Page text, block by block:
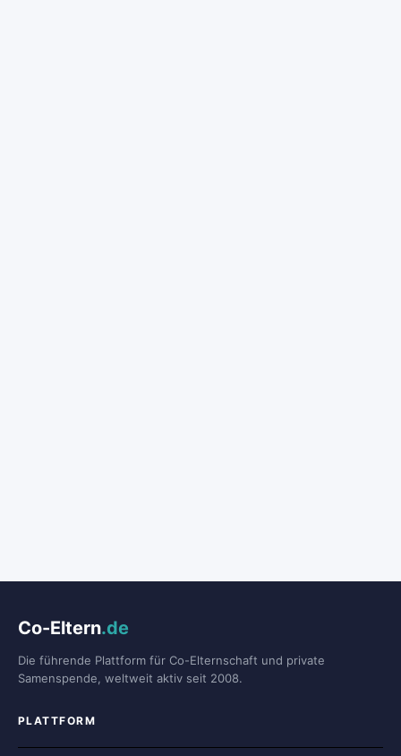
Co-Eltern.de
Die führende Plattform für Co-Elternschaft und private
Samenspende, weltweit aktiv seit 2008.
PLATTFORM